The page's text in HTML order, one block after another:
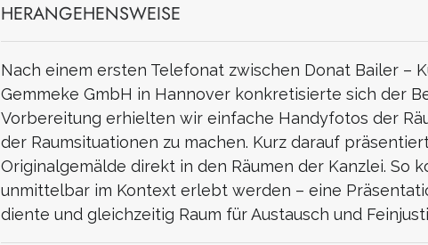
HERANGEHENSWEISE
Nach einem ersten Telefonat zwischen Donat Bailer –
Gemmeke GmbH in Hannover konkretisierte sich der
Vorbereitung erhielten wir einfache Handyfotos der
der Raumsituationen zu machen. Kurz darauf
Originalgemälde direkt in den Räumen der Kanzlei. So
unmittelbar im Kontext erlebt werden – eine
diente und gleichzeitig Raum für Austausch und